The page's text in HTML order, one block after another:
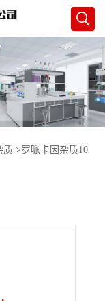
质 >罗哌卡因杂质10